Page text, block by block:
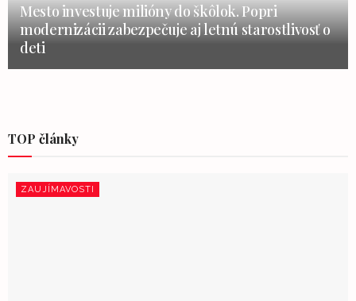
Mesto investuje milióny do škôlok. Popri
modernizácii zabezpečuje aj letnú starostlivosť o
deti
TOP články
ZAUJÍMAVOSTI